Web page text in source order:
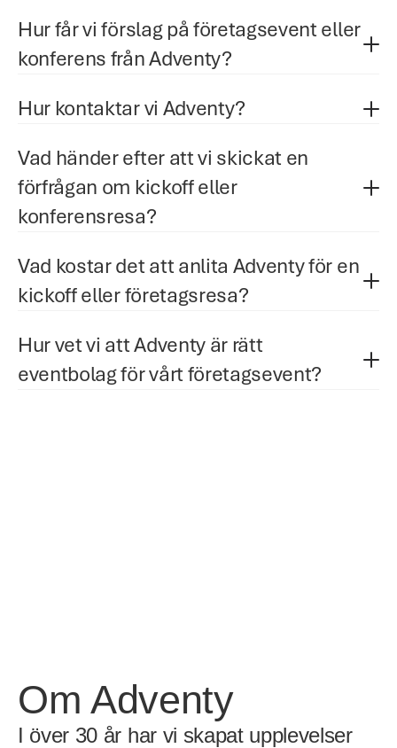
Hur kontaktar vi Adventy?
Vad händer efter att vi skickat en
förfrågan om kickoff eller
konferensresa?
Vad kostar det att anlita Adventy för en
kickoff eller företagsresa?
Hur vet vi att Adventy är rätt
eventbolag för vårt företagsevent?
Hur får vi förslag på företagsevent eller
konferens från Adventy?
Om Adventy
I över 30 år har vi skapat upplevelser